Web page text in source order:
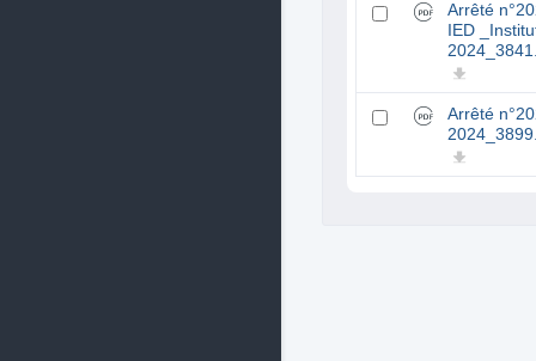
Arrêté
IED
Arrêté